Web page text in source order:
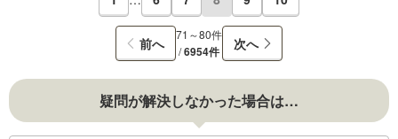
前へ
71～80件
/6954件 次へ
疑問が解決しなかった場合は…